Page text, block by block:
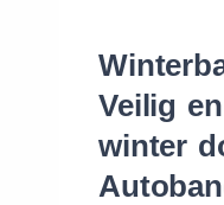
Veilig
winter